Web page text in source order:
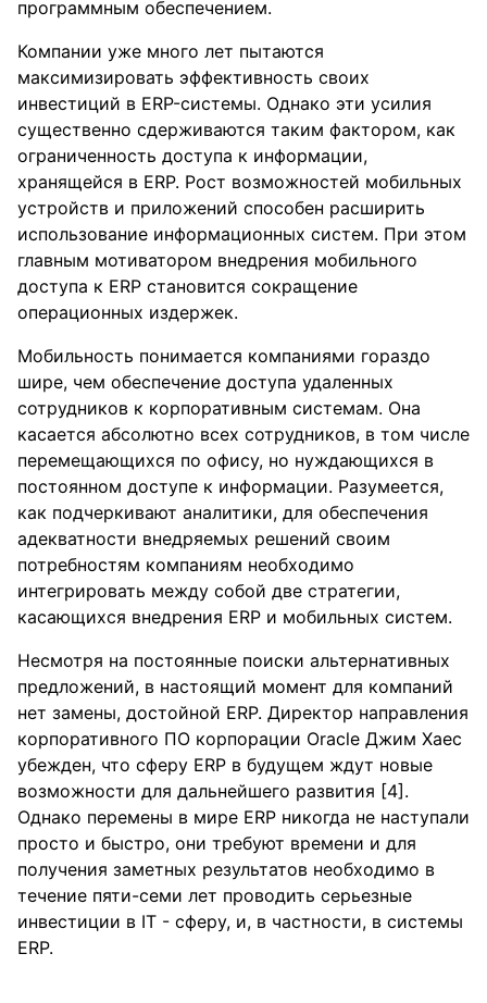
программным обеспечением.
Компании уже много лет пытаются
максимизировать эффективность своих
инвестиций в ERP-системы. Однако эти усилия
существенно сдерживаются таким фактором, как
ограниченность доступа к информации,
хранящейся в ERP. Рост возможностей мобильных
устройств и приложений способен расширить
использование информационных систем. При этом
главным мотиватором внедрения мобильного
доступа к ERP становится сокращение
операционных издержек.
Мобильность понимается компаниями гораздо
шире, чем обеспечение доступа удаленных
сотрудников к корпоративным системам. Она
касается абсолютно всех сотрудников, в том числе
перемещающихся по офису, но нуждающихся в
постоянном доступе к информации. Разумеется,
как подчеркивают аналитики, для обеспечения
адекватности внедряемых решений своим
потребностям компаниям необходимо
интегрировать между собой две стратегии,
касающихся внедрения ERP и мобильных систем.
Несмотря на постоянные поиски альтернативных
предложений, в настоящий момент для компаний
нет замены, достойной ERP. Директор направления
корпоративного ПО корпорации Oracle Джим Хаес
убежден, что сферу ERP в будущем ждут новые
возможности для дальнейшего развития [4].
Однако перемены в мире ERP никогда не наступали
просто и быстро, они требуют времени и для
получения заметных результатов необходимо в
течение пяти-семи лет проводить серьезные
инвестиции в IT - сферу, и, в частности, в системы
ERP.